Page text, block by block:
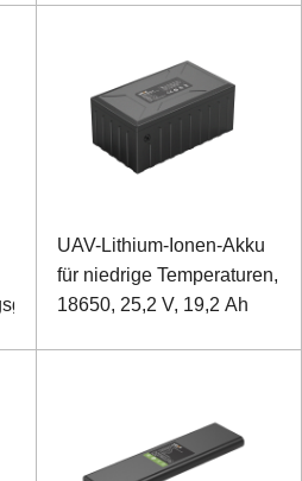
UAV-Lithium-Ionen-Akku
für niedrige Temperaturen,
18650, 25,2 V, 19,2 Ah